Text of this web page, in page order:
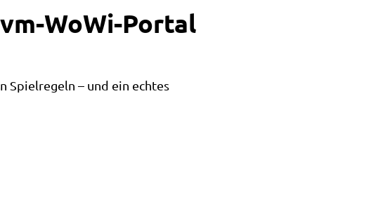
WoWi-Portal
Spielregeln – und ein echtes